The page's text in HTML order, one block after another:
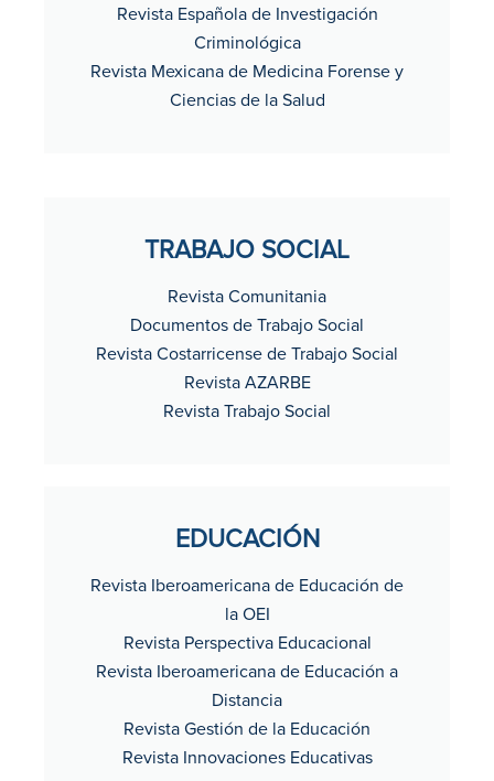
Revista Española de Investigación
Criminológica
Revista Mexicana de Medicina Forense y
Ciencias de la Salud
TRABAJO SOCIAL
Revista Comunitania
Documentos de Trabajo Social
Revista Costarricense de Trabajo Social
Revista AZARBE
Revista Trabajo Social
EDUCACIÓN
Revista Iberoamericana de Educación de
la OEI
Revista Perspectiva Educacional
Revista Iberoamericana de Educación a
Distancia
Revista Gestión de la Educación
Revista Innovaciones Educativas